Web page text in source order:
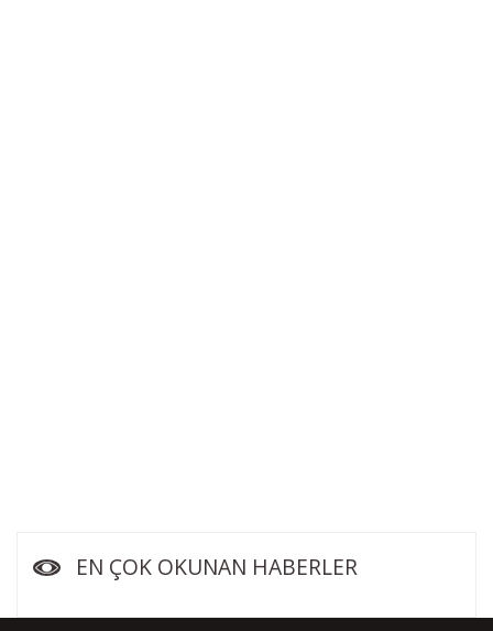
EN ÇOK OKUNAN HABERLER